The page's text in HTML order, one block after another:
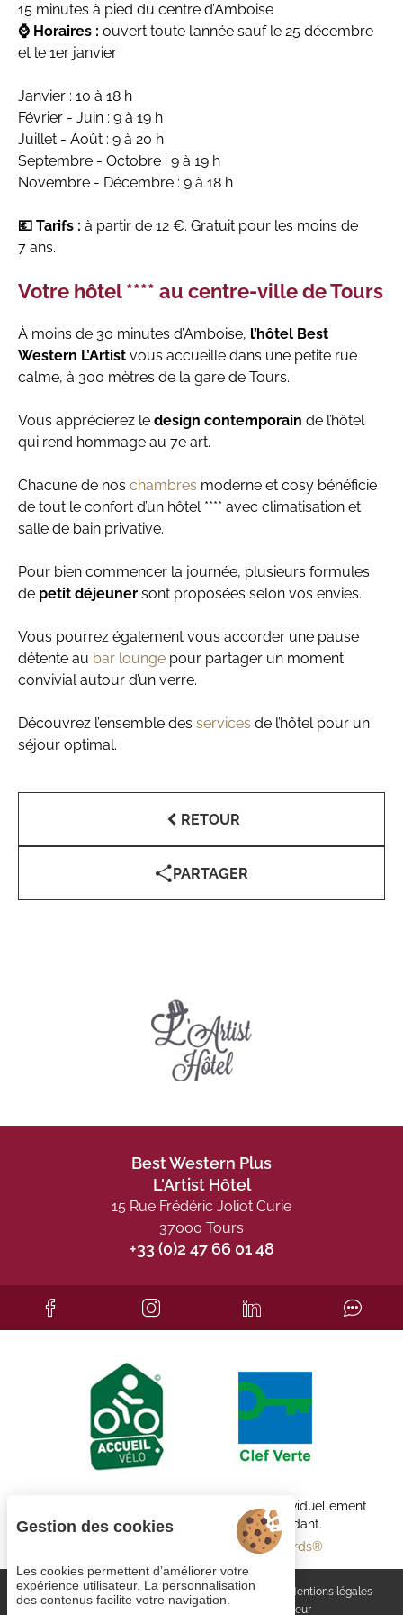
15 minutes à pied du centre d’Amboise
⌚ Horaires : ouvert toute l’année sauf le 25 décembre
et le 1er janvier
Janvier : 10 à 18 h
Février - Juin : 9 à 19 h
Juillet - Août : 9 à 20 h
Septembre - Octobre : 9 à 19 h
Novembre - Décembre : 9 à 18 h
💶 Tarifs : à partir de 12 €. Gratuit pour les moins de
7 ans.
Votre hôtel **** au centre-ville de Tours
À moins de 30 minutes d’Amboise, l’hôtel Best
Western L’Artist vous accueille dans une petite rue
calme, à 300 mètres de la gare de Tours.
Vous apprécierez le design contemporain de l’hôtel
qui rend hommage au 7e art.
Chacune de nos chambres moderne et cosy bénéficie
de tout le confort d’un hôtel **** avec climatisation et
salle de bain privative.
Pour bien commencer la journée, plusieurs formules
de petit déjeuner sont proposées selon vos envies.
Vous pourrez également vous accorder une pause
détente au bar lounge pour partager un moment
convivial autour d’un verre.
Découvrez l’ensemble des services de l’hôtel pour un
séjour optimal.
RETOUR
PARTAGER
Best Western Plus
L'Artist Hôtel
15 Rue Frédéric Joliot Curie
37000 Tours
+33 (0)2 47 66 01 48
Chaque établissement BWH Hotels est individuellement
exploité par un propriétaire indépendant.
Best Western Rewards®
Gestion des cookies Rejoignez-nous CGV
Mentions légales
© 2023 Juliana Web créateur
Gestion des cookies
Les cookies permettent d’améliorer votre
expérience utilisateur. La personnalisation
des contenus facilite votre navigation.